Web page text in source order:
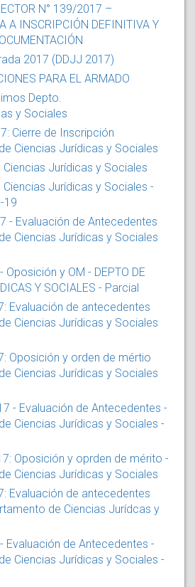
N° 139/2017 –
A INSCRIPCIÓN DEFINITIVA Y
2017 (DDJJ 2017)
PARA EL ARMADO
Depto.
y Sociales
Cierre de Inscripción
Ciencias Jurídicas y Sociales
Jurídicas y Sociales
Jurídicas y Sociales -
19
- Evaluación de Antecedentes
Ciencias Jurídicas y Sociales
y OM - DEPTO DE
Y SOCIALES - Parcial
Evaluación de antecedentes
Ciencias Jurídicas y Sociales
Oposición y orden de mértio
Ciencias Jurídicas y Sociales
- Evaluación de Antecedentes -
Ciencias Jurídicas y Sociales -
: Oposición y oprden de mérito -
Ciencias Jurídicas y Sociales
Evaluación de antecedentes
de Ciencias Jurídcas y
Evaluación de Antecedentes -
Ciencias Jurídicas y Sociales -